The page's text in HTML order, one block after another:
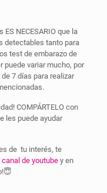
NECESARIO que la
detectables tanto para
test de embarazo de
puede variar mucho, por
de 7 días para realizar
COMPÁRTELO con
les puede ayudar
de tu interés, te
canal de youtubey en